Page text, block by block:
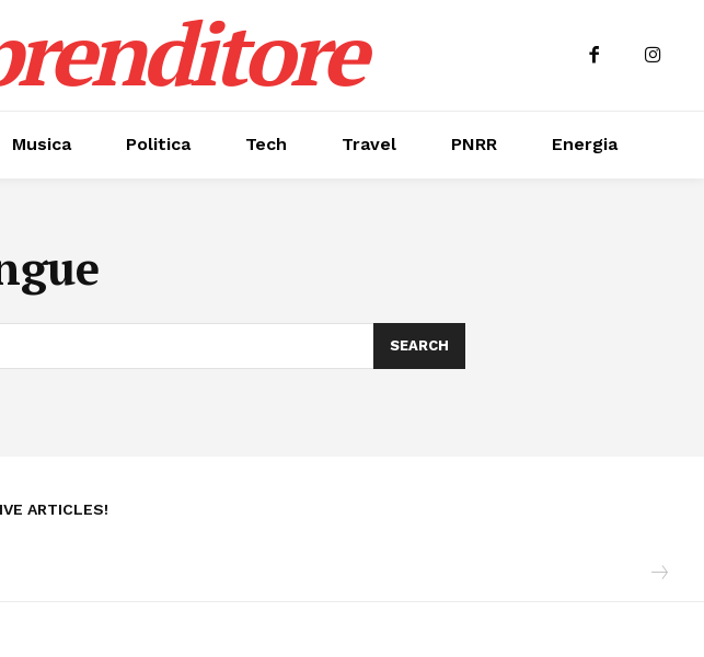
Musica Politica Tech Travel PNRR Energia
SEARCH
ARTICLES!